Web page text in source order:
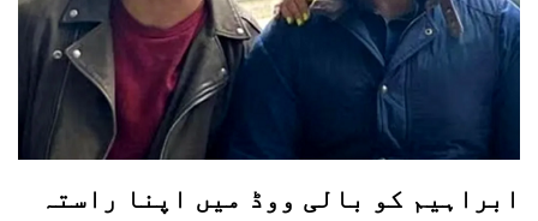
ابراہیم کو بالی ووڈ میں اپنا راستہ